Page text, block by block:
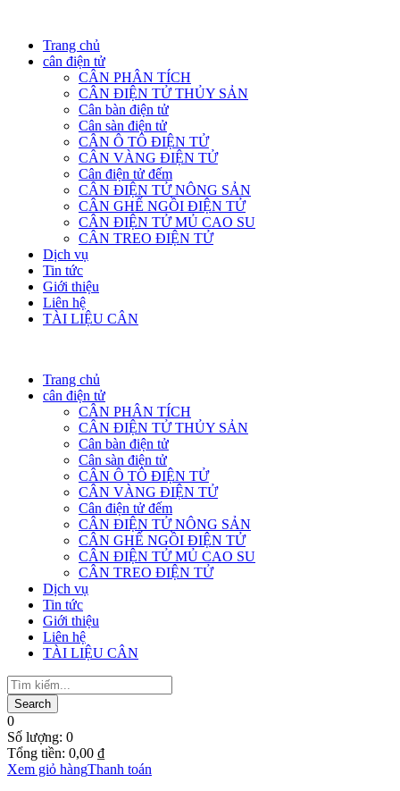
Trang chủ
cân điện tử
CÂN PHÂN TÍCH
CÂN ĐIỆN TỬ THỦY SẢN
Cân bàn điện tử
Cân sàn điện tử
CÂN Ô TÔ ĐIỆN TỬ
CÂN VÀNG ĐIỆN TỬ
Cân điện tử đếm
CÂN ĐIỆN TỬ NÔNG SẢN
CÂN GHẾ NGỒI ĐIỆN TỬ
CÂN ĐIỆN TỬ MỦ CAO SU
CÂN TREO ĐIỆN TỬ
Dịch vụ
Tin tức
Giới thiệu
Liên hệ
TÀI LIỆU CÂN
Trang chủ
cân điện tử
CÂN PHÂN TÍCH
CÂN ĐIỆN TỬ THỦY SẢN
Cân bàn điện tử
Cân sàn điện tử
CÂN Ô TÔ ĐIỆN TỬ
CÂN VÀNG ĐIỆN TỬ
Cân điện tử đếm
CÂN ĐIỆN TỬ NÔNG SẢN
CÂN GHẾ NGỒI ĐIỆN TỬ
CÂN ĐIỆN TỬ MỦ CAO SU
CÂN TREO ĐIỆN TỬ
Dịch vụ
Tin tức
Giới thiệu
Liên hệ
TÀI LIỆU CÂN
0
Số lượng: 0
Tổng tiền: 0,00 ₫
Xem giỏ hàngThanh toán